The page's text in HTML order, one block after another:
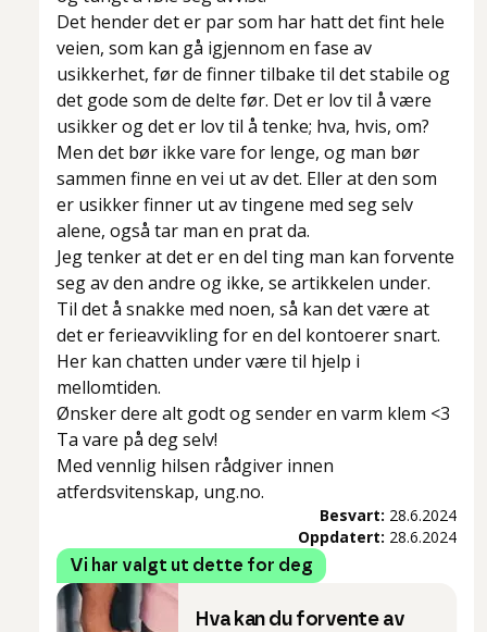
Det hender det er par som har hatt det fint hele
veien, som kan gå igjennom en fase av
usikkerhet, før de finner tilbake til det stabile og
det gode som de delte før. Det er lov til å være
usikker og det er lov til å tenke; hva, hvis, om?
Men det bør ikke vare for lenge, og man bør
sammen finne en vei ut av det. Eller at den som
er usikker finner ut av tingene med seg selv
alene, også tar man en prat da.
Jeg tenker at det er en del ting man kan forvente
seg av den andre og ikke, se artikkelen under.
Til det å snakke med noen, så kan det være at
det er ferieavvikling for en del kontoerer snart.
Her kan chatten under være til hjelp i
mellomtiden.
Ønsker dere alt godt og sender en varm klem <3
Ta vare på deg selv!
Med vennlig hilsen rådgiver innen
atferdsvitenskap, ung.no.
Besvart: 28.6.2024
Oppdatert: 28.6.2024
Vi har valgt ut dette for deg
Hva kan du forvente av